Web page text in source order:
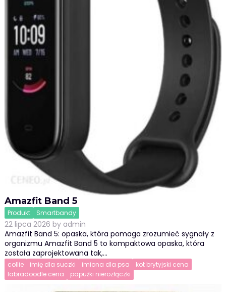
Amazfit Band 5
Produkt Smartbandy
22 lipca 2026 by admin
Amazfit Band 5: opaska, która pomaga zrozumieć sygnały z
organizmu Amazfit Band 5 to kompaktowa opaska, która
została zaprojektowana tak,…
collie imię dla suczki imiona dla psa
kot brytyjski cena
labradoodle cena
papużki nierozłączki